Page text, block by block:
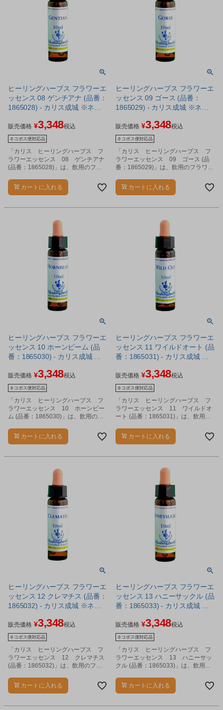
ヒーリングハーブス フラワーエ
ッセンス 08 ゲンチアナ (品番：
1865028) - カリス成城 ※ネコ
販売価格 ¥3,348税込
ネコポス便対応品
「カリス ヒーリングハーブス フ
ラワーエッセンス 08 ゲンチアナ
(品番：1865028)」は、飲用のフラ
カートに入れる
ヒーリングハーブス フラワーエ
ッセンス 09 ゴース (品番：
1865029) - カリス成城 ※ネコ
販売価格 ¥3,348税込
ネコポス便対応品
「カリス ヒーリングハーブス フ
ラワーエッセンス 09 ゴース (品
番：1865029)」は、飲用のフラワー
カートに入れる
ヒーリングハーブス フラワーエ
ッセンス 10 ホーンビーム (品
番：1865030) - カリス成城 ※
販売価格 ¥3,348税込
ネコポス便対応品
「カリス ヒーリングハーブス フ
ラワーエッセンス 10 ホーンビー
ム (品番：1865030)」は、飲用のフ
カートに入れる
ヒーリングハーブス フラワーエ
ッセンス 11 ワイルドオート (品
番：1865031) - カリス成城 ※
販売価格 ¥3,348税込
ネコポス便対応品
「カリス ヒーリングハーブス フ
ラワーエッセンス 11 ワイルドオ
ート (品番：1865031)」は、飲用の
カートに入れる
ヒーリングハーブス フラワーエ
ッセンス 12 クレマチス (品番：
1865032) - カリス成城 ※ネコ
販売価格 ¥3,348税込
ネコポス便対応品
「カリス ヒーリングハーブス フ
ラワーエッセンス 12 クレマチス
(品番：1865032)」は、飲用のフラ
カートに入れる
ヒーリングハーブス フラワーエ
ッセンス 13 ハニーサックル (品
番：1865033) - カリス成城 ※
販売価格 ¥3,348税込
ネコポス便対応品
「カリス ヒーリングハーブス フ
ラワーエッセンス 13 ハニーサッ
クル (品番：1865033)」は、飲用の
カートに入れる